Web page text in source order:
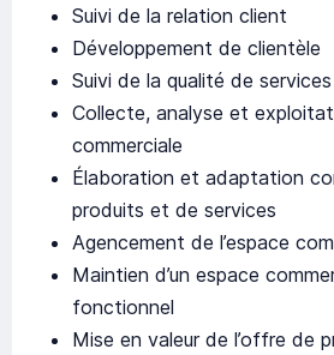
Suivi de la relation client
Développement de clientèle
Suivi de la qualité de services
Collecte, analyse et
commerciale
Élaboration et adaptation
produits et de services
Agencement de l’espace
Maintien d’un espace
fonctionnel
Mise en valeur de l’offre de